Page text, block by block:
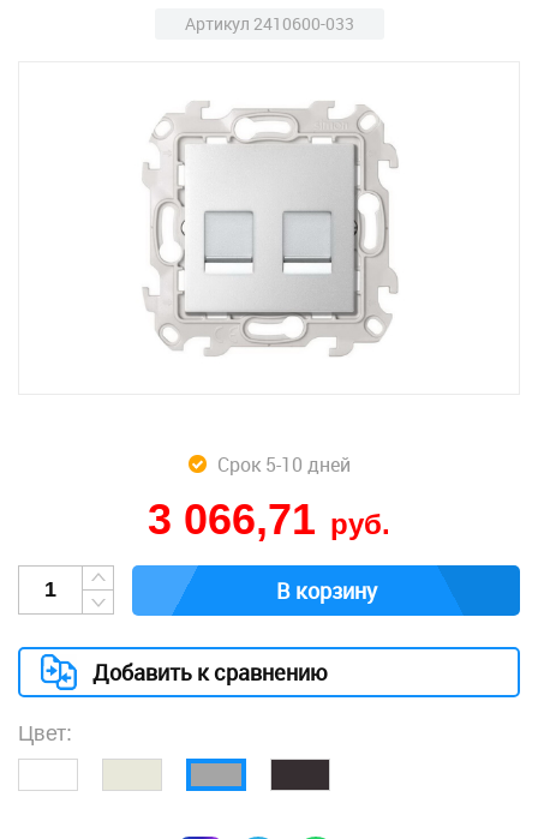
Артикул 2410600-033
Срок 5-10 дней
3 066,71 руб.
В корзину
Добавить к сравнению
Цвет: